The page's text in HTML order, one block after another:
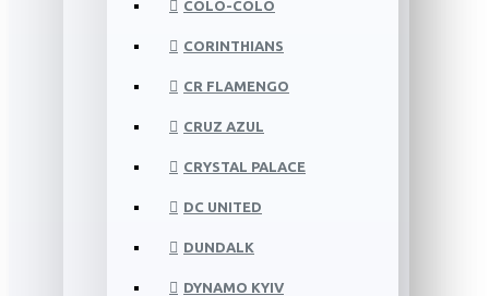
COLO-COLO
CORINTHIANS
CR FLAMENGO
CRUZ AZUL
CRYSTAL PALACE
DC UNITED
DUNDALK
DYNAMO KYIV